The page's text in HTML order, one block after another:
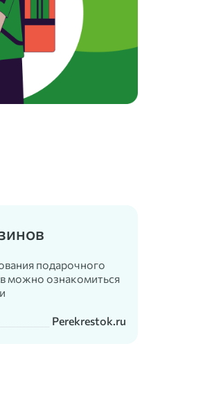
подарочного
можно ознакомиться
Perekrestok.ru